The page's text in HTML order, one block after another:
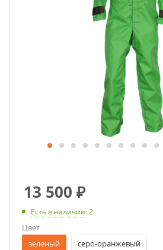
13 500 ₽
Есть в наличии: 2
Цвет
зеленый
серо-оранжевый